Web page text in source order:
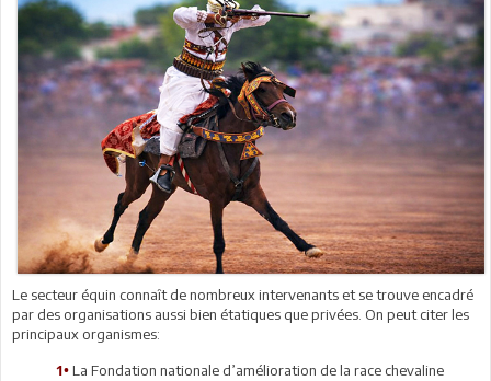
Le secteur équin connaît de nombreux intervenants et se trouve encadré
par des organisations aussi bien étatiques que privées. On peut citer les
principaux organismes:
1• La Fondation nationale d’amélioration de la race chevaline